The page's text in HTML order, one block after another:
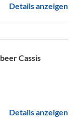
Details anzeigen
Cassis
Details anzeigen